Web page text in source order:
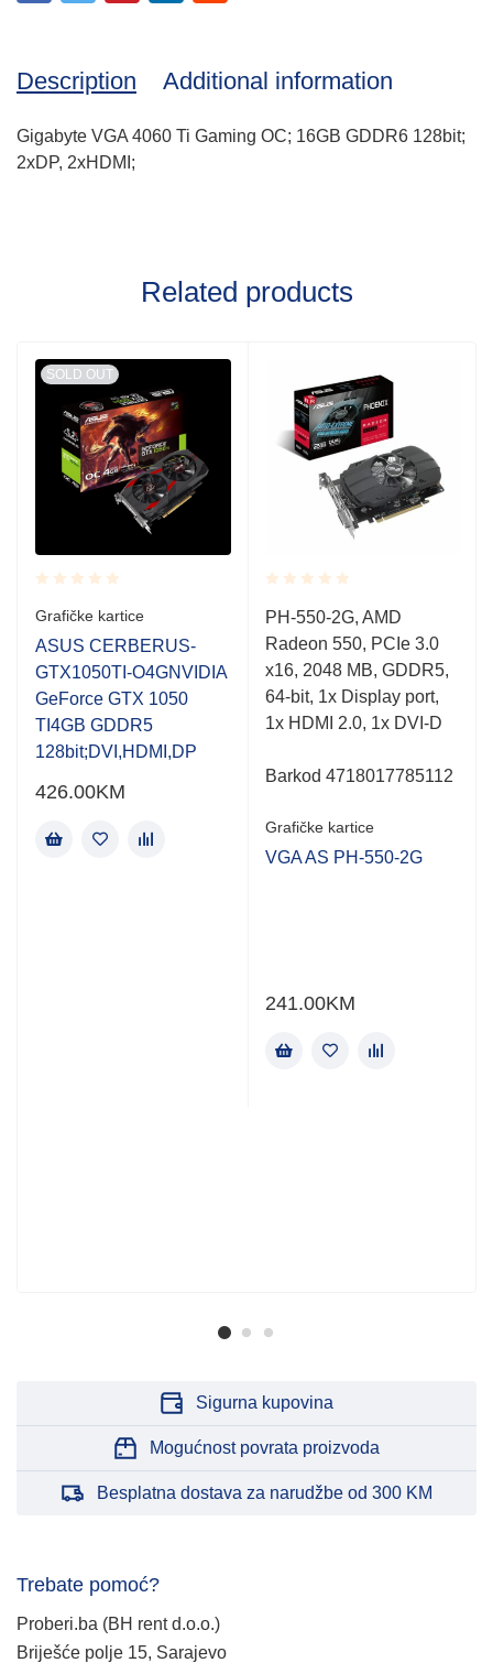
Description Additional information
Gigabyte VGA 4060 Ti Gaming OC; 16GB GDDR6 128bit;
2xDP, 2xHDMI;
Related products
SOLD OUT
Rated
0.001
out
of
5
Grafičke kartice
ASUS CERBERUS-
GTX1050TI-O4GNVIDIA
GeForce GTX 1050
TI4GB GDDR5
128bit;DVI,HDMI,DP
426.00KM
Rated
0.001
out
of
5
PH-550-2G, AMD
Radeon 550, PCIe 3.0
x16, 2048 MB, GDDR5,
64-bit, 1x Display port,
1x HDMI 2.0, 1x DVI-D
Barkod 4718017785112
Grafičke kartice
VGA AS PH-550-2G
241.00KM
Sigurna kupovina
Mogućnost povrata proizvoda
Besplatna dostava za narudžbe od 300 KM
Trebate pomoć?
Proberi.ba (BH rent d.o.o.)
Briješće polje 15, Sarajevo